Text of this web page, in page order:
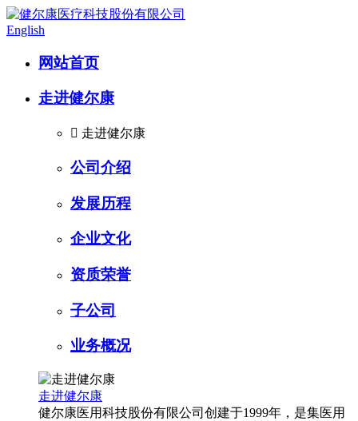
English
网站首页
走进健尔康
 走进健尔康
公司介绍
发展历程
企业文化
资质荣誉
子公司
业务概况
走进健尔康
健尔康医用科技股份有限公司创建于1999年，是集医用